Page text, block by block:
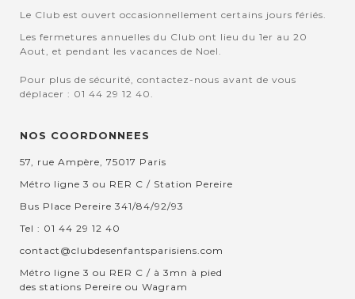
Le Club est ouvert occasionnellement certains jours fériés.
Les fermetures annuelles du Club ont lieu du 1er au 20
Aout, et pendant les vacances de Noel.
Pour plus de sécurité, contactez-nous avant de vous
déplacer : 01 44 29 12 40.
NOS COORDONNEES
57, rue Ampère, 75017 Paris
Métro ligne 3 ou RER C / Station Pereire
Bus Place Pereire 341/84/92/93
Tel : 01 44 29 12 40
contact@clubdesenfantsparisiens.com
Métro ligne 3 ou RER C / à 3mn à pied
des stations Pereire ou Wagram